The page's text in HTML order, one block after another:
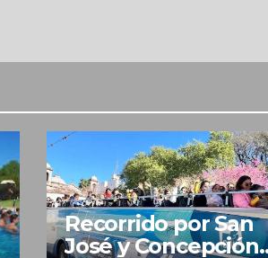
Recorrido por San
José y Concepción